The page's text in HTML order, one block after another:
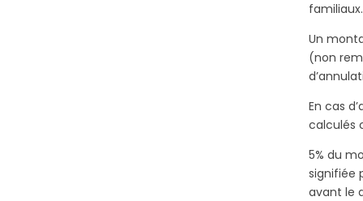
Un
(non
En cas
calculés
5% du
signifiée
avant le